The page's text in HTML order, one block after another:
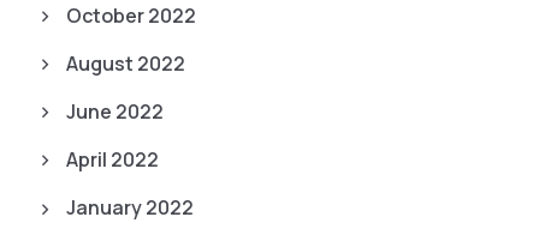
October 2022
August 2022
June 2022
April 2022
January 2022